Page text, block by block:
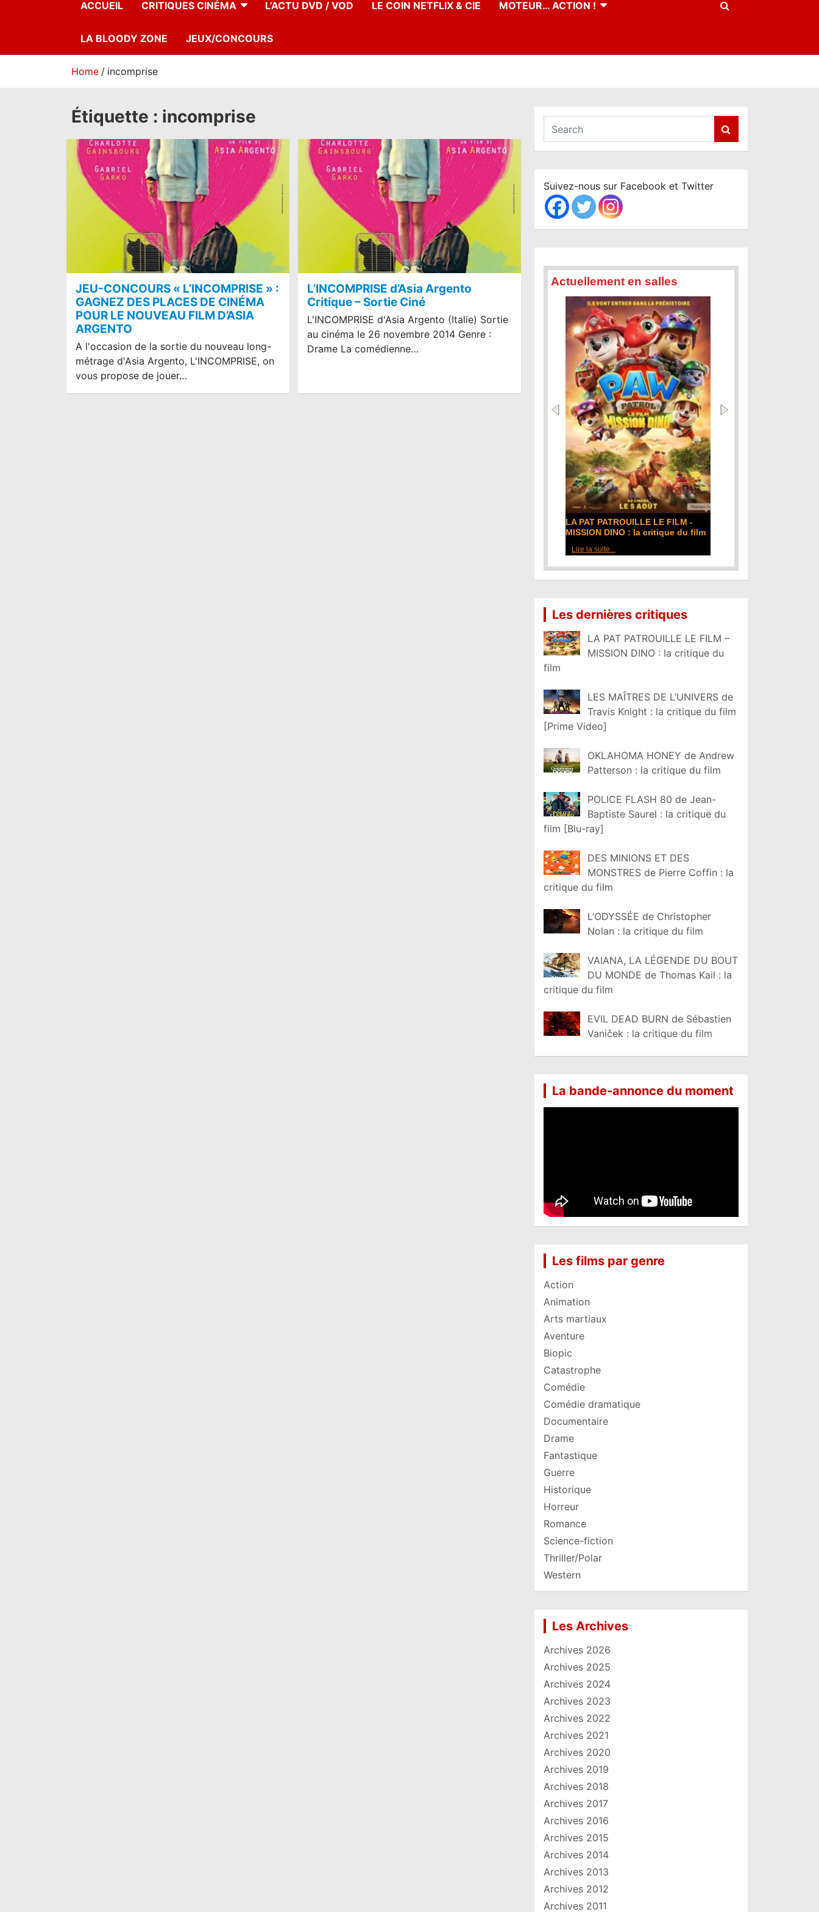
ACCUEIL CRITIQUES CINÉMA L’ACTU DVD / VOD LE COIN NETFLIX & CIE MOTEUR… ACTION !
LA BLOODY ZONE JEUX/CONCOURS
Home incomprise
Étiquette : incomprise
JEU-CONCOURS « L’INCOMPRISE » :
GAGNEZ DES PLACES DE CINÉMA
POUR LE NOUVEAU FILM D’ASIA
ARGENTO
A l'occasion de la sortie du nouveau long-
métrage d'Asia Argento, L'INCOMPRISE, on
vous propose de jouer…
L’INCOMPRISE d’Asia Argento
Critique – Sortie Ciné
L'INCOMPRISE d'Asia Argento (Italie) Sortie
au cinéma le 26 novembre 2014 Genre :
Drame La comédienne…
a
c
h
Suivez-nous sur Facebook et Twitter
Actuellement en salles
LA PAT PATROUILLE LE FILM -
MISSION DINO : la critique du film
Lire la suite...
Les dernières critiques
LA PAT PATROUILLE LE FILM –
MISSION DINO : la critique du
film
LES MAÎTRES DE L’UNIVERS de
Travis Knight : la critique du film
[Prime Video]
OKLAHOMA HONEY de Andrew
Patterson : la critique du film
POLICE FLASH 80 de Jean-
Baptiste Saurel : la critique du
film [Blu-ray]
DES MINIONS ET DES
MONSTRES de Pierre Coffin : la
critique du film
L’ODYSSÉE de Christopher
Nolan : la critique du film
VAIANA, LA LÉGENDE DU BOUT
DU MONDE de Thomas Kail : la
critique du film
EVIL DEAD BURN de Sébastien
Vaniček : la critique du film
La bande-annonce du moment
Les films par genre
Action
Animation
Arts martiaux
Aventure
Biopic
Catastrophe
Comédie
Comédie dramatique
Documentaire
Drame
Fantastique
Guerre
Historique
Horreur
Romance
Science-fiction
Thriller/Polar
Western
Les Archives
Archives 2026
Archives 2025
Archives 2024
Archives 2023
Archives 2022
Archives 2021
Archives 2020
Archives 2019
Archives 2018
Archives 2017
Archives 2016
Archives 2015
Archives 2014
Archives 2013
Archives 2012
Archives 2011